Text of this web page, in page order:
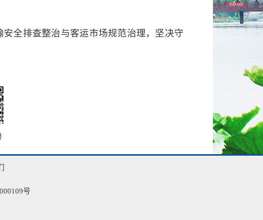
全排查整治与客运市场规范治理，坚决守
号